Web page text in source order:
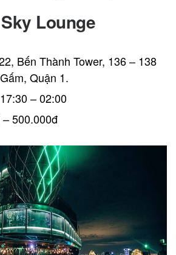
Lounge
Bến Thành Tower, 136 – 138
Quận 1.
– 02:00
500.000đ